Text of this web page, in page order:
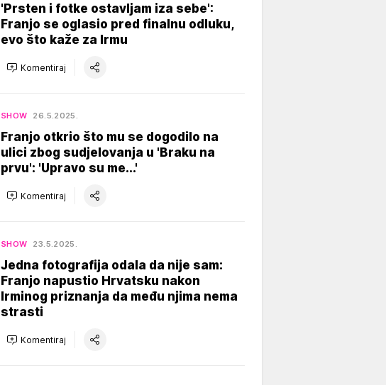
'Prsten i fotke ostavljam iza sebe':
Franjo se oglasio pred finalnu odluku,
evo što kaže za Irmu
Komentiraj
SHOW 26.5.2025.
Franjo otkrio što mu se dogodilo na
ulici zbog sudjelovanja u 'Braku na
prvu': 'Upravo su me...'
Komentiraj
SHOW 23.5.2025.
Jedna fotografija odala da nije sam:
Franjo napustio Hrvatsku nakon
Irminog priznanja da među njima nema
strasti
Komentiraj